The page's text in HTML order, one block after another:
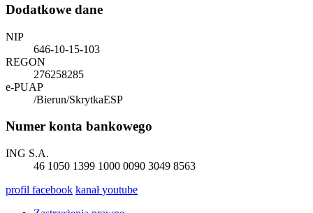
Dodatkowe dane
NIP
646-10-15-103
REGON
276258285
e-PUAP
/Bierun/SkrytkaESP
Numer konta bankowego
ING S.A.
46 1050 1399 1000 0090 3049 8563
profil facebook kanałyoutube